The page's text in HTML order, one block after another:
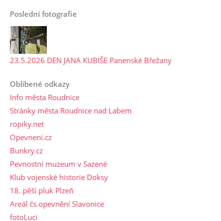
Poslední fotografie
23.5.2026 DEN JANA KUBIŠE Panenské Břežany
Oblíbené odkazy
Info města Roudnice
Stránky města Roudnice nad Labem
ropiky.net
Opevneni.cz
Bunkry.cz
Pevnostní muzeum v Sazené
Klub vojenské historie Doksy
18. pěší pluk Plzeň
Areál čs.opevnění Slavonice
fotoLuci